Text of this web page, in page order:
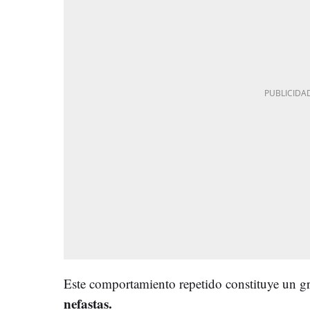
Este comportamiento repetido constituye un
nefastas.